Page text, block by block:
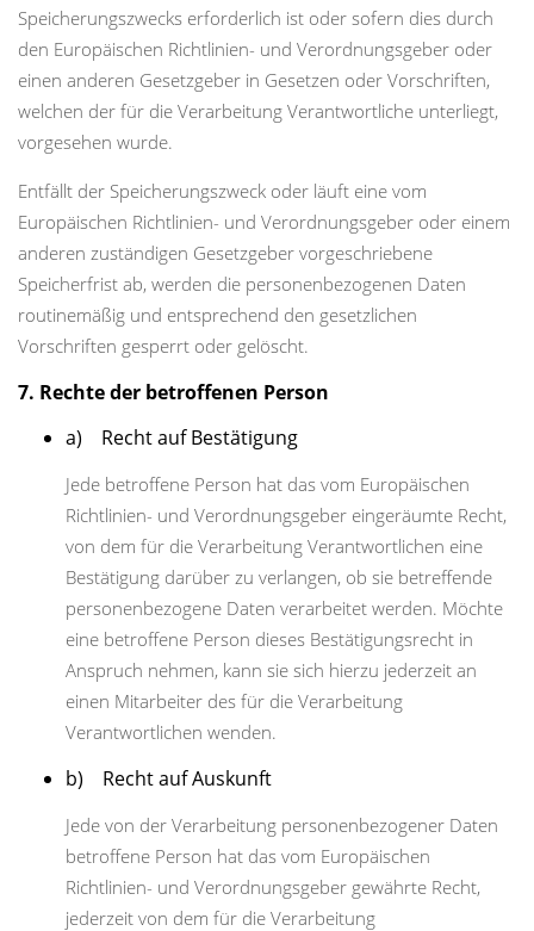
Speicherungszwecks erforderlich ist oder sofern dies durch
den Europäischen Richtlinien- und Verordnungsgeber oder
einen anderen Gesetzgeber in Gesetzen oder Vorschriften,
welchen der für die Verarbeitung Verantwortliche unterliegt,
vorgesehen wurde.
Entfällt der Speicherungszweck oder läuft eine vom
Europäischen Richtlinien- und Verordnungsgeber oder einem
anderen zuständigen Gesetzgeber vorgeschriebene
Speicherfrist ab, werden die personenbezogenen Daten
routinemäßig und entsprechend den gesetzlichen
Vorschriften gesperrt oder gelöscht.
7. Rechte der betroffenen Person
a) Recht auf Bestätigung
Jede betroffene Person hat das vom Europäischen
Richtlinien- und Verordnungsgeber eingeräumte Recht,
von dem für die Verarbeitung Verantwortlichen eine
Bestätigung darüber zu verlangen, ob sie betreffende
personenbezogene Daten verarbeitet werden. Möchte
eine betroffene Person dieses Bestätigungsrecht in
Anspruch nehmen, kann sie sich hierzu jederzeit an
einen Mitarbeiter des für die Verarbeitung
Verantwortlichen wenden.
b) Recht auf Auskunft
Jede von der Verarbeitung personenbezogener Daten
betroffene Person hat das vom Europäischen
Richtlinien- und Verordnungsgeber gewährte Recht,
jederzeit von dem für die Verarbeitung